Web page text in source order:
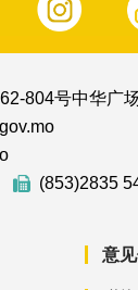
804号中华广
(853)2835
意